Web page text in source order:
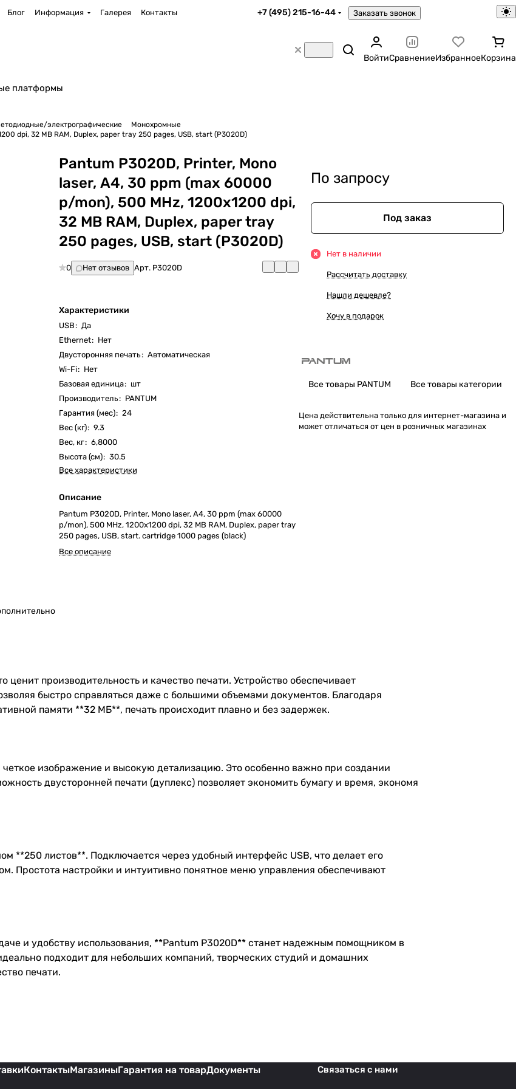
Блог Информация Галерея Контакты +7 (495) 215-16-44 Заказать звонок
ВойтиСравнениеИзбранноеКорзина
платформы
электрографические
Монохромные
dpi, 32 MB RAM, Duplex, paper tray 250 pages, USB, start (P3020D)
Pantum P3020D, Printer, Mono
laser, А4, 30 ppm (max 60000
p/mon), 500 MHz, 1200x1200 dpi,
32 MB RAM, Duplex, paper tray
250 pages, USB, start (P3020D)
0 Нет отзывов Арт. P3020D
Характеристики
USB: Да
Ethernet: Нет
Двусторонняя печать: Автоматическая
Wi-Fi: Нет
Базовая единица: шт
Производитель: PANTUM
Гарантия (мес): 24
Вес (кг): 9.3
Вес, кг: 6,8000
Высота (см): 30.5
Все характеристики
Описание
Pantum P3020D, Printer, Mono laser, А4, 30 ppm (max 60000
p/mon), 500 MHz, 1200x1200 dpi, 32 MB RAM, Duplex, paper tray
250 pages, USB, start. cartridge 1000 pages (black)
Все описание
По запросу
Под заказ
Нет в наличии
Рассчитать доставку
Нашли дешевле?
Хочу в подарок
Все товары PANTUM Все товары категории
Цена действительна только для интернет-магазина и
может отличаться от цен в розничных магазинах
производительность и качество печати. Устройство обеспечивает
быстро справляться даже с большими объемами документов. Благодаря
памяти **32 МБ**, печать происходит плавно и без задержек.
изображение и высокую детализацию. Это особенно важно при создании
двусторонней печати (дуплекс) позволяет экономить бумагу и время, экономя
**250 листов**. Подключается через удобный интерфейс USB, что делает его
Простота настройки и интуитивно понятное меню управления обеспечивают
и удобству использования, **Pantum P3020D** станет надежным помощником в
подходит для небольших компаний, творческих студий и домашних
печати.
КонтактыМагазиныГарантия на товарДокументы
Связаться с нами